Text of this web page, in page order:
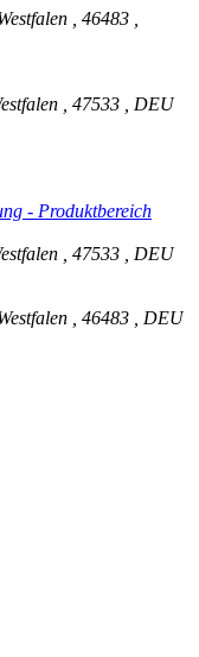
46483
47533
DEU
- Produktbereich
47533
DEU
46483
DEU